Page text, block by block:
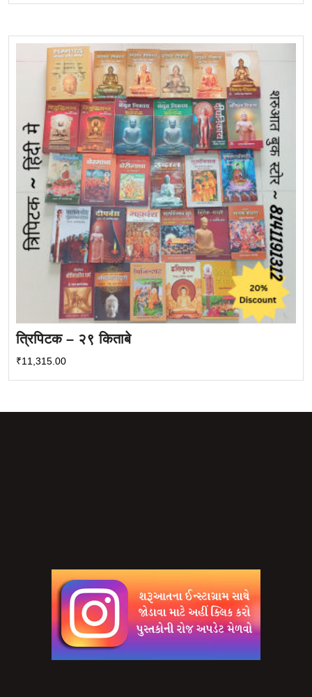
त्रिपिटक – २९ किताबे
₹11,315.00